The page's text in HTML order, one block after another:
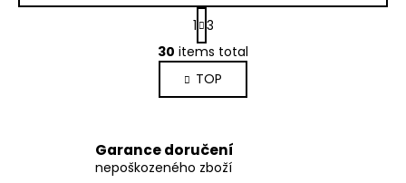
L
i
s
t
n
g
P
a
g
i
n
a
o
n
1 3
30 items total
TOP
Garance doručení
nepoškozeného zboží